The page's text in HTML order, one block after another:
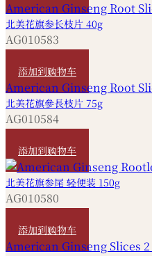
北美花旗参长枝片 40g
AG010583
添加到购物车
北美花旗參長枝片 75g
AG010584
添加到购物车
北美花旗参尾 轻便装 150g
AG010580
添加到购物车